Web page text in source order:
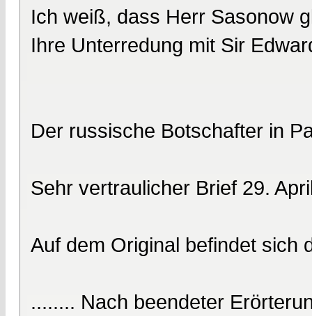
Ich weiß, dass Herr Sasonow
Ihre Unterredung mit Sir
Der russische Botschafter in
Sehr vertraulicher Brief 29.
Auf dem Original befindet sich
........ Nach beendeter